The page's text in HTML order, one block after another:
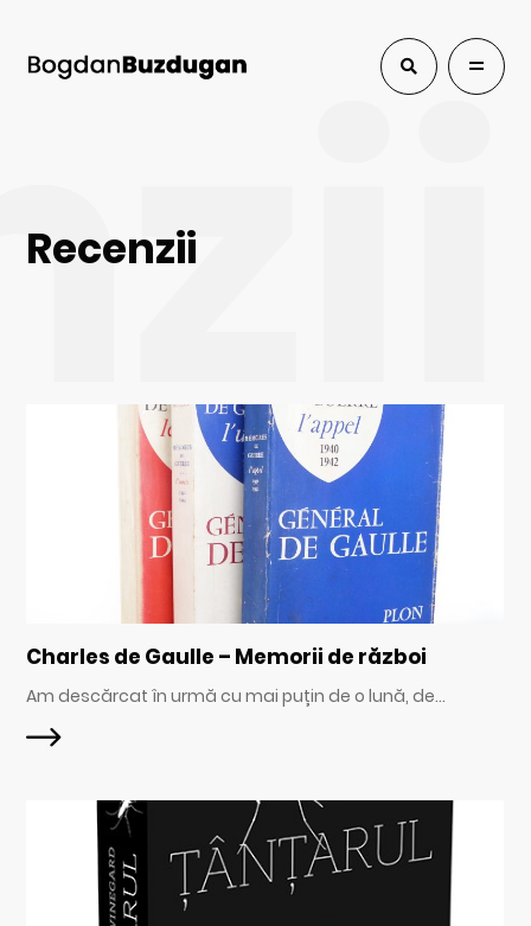
Recenzii
Charles de Gaulle – Memorii de război
Am descărcat în urmă cu mai puțin de o lună, de...